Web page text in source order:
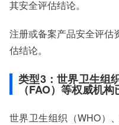
其安全评估结论。
注册或备案产品安全评估
估结论。
类型3：世界卫生组
（FAO）等权威机
世界卫生组织（WHO）